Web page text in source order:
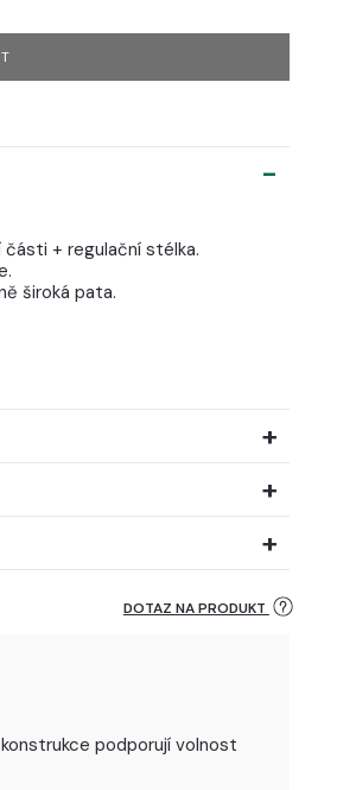
+ regulační stélka.
široká pata.
DOTAZ NA PRODUKT
podporují volnost